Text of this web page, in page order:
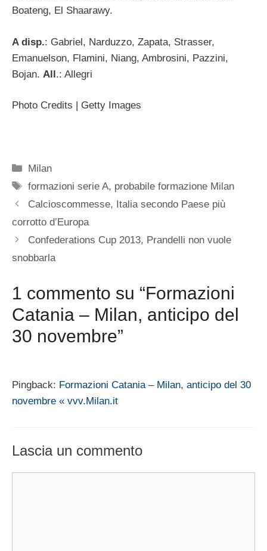
Boateng, El Shaarawy.
A disp.: Gabriel, Narduzzo, Zapata, Strasser,
Emanuelson, Flamini, Niang, Ambrosini, Pazzini,
Bojan. All.: Allegri
Photo Credits | Getty Images
Categorie
Milan
Tag
formazioni serie A, probabile formazione Milan
Calcioscommesse, Italia secondo Paese più
corrotto d’Europa
Confederations Cup 2013, Prandelli non vuole
snobbarla
1 commento su “Formazioni
Catania – Milan, anticipo del
30 novembre”
Pingback: Formazioni Catania – Milan, anticipo del 30
novembre « vvv.Milan.it
Lascia un commento